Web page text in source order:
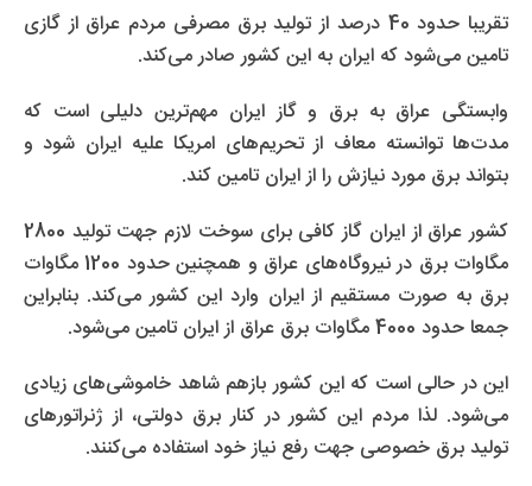
تقریبا حدود 40 درصد از تولید برق مصرفی مردم عراق از گازی
تامین می‌شود که ایران به این کشور صادر می‌کند.
وابستگی عراق به برق و گاز ایران مهم‌ترین دلیلی است که
مدت‌ها توانسته معاف از تحریم‌های امریکا علیه ایران شود و
بتواند برق مورد نیازش را از ایران تامین کند.
کشور عراق از ایران گاز کافی برای سوخت لازم جهت تولید 2800
مگاوات برق در نیروگاه‌های عراق و همچنین حدود 1200 مگاوات
برق به صورت مستقیم از ایران وارد این کشور می‌کند. بنابراین
جمعا حدود 4000 مگاوات برق عراق از ایران تامین می‌شود.
این در حالی است که این کشور بازهم شاهد خاموشی‌های زیادی
می‌شود. لذا مردم این کشور در کنار برق دولتی، از ژنراتورهای
تولید برق خصوصی جهت رفع نیاز خود استفاده می‌کنند.